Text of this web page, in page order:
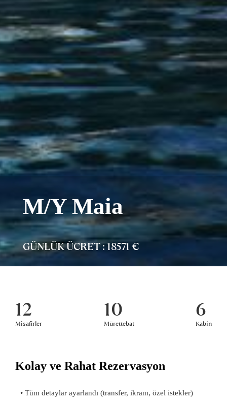
M/Y Maia
GÜNLÜK ÜCRET : 18571 €
12
Misafirler
10
Mürettebat
6
Kabin
Kolay ve Rahat Rezervasyon
• Tüm detaylar ayarlandı (transfer, ikram, özel istekler)